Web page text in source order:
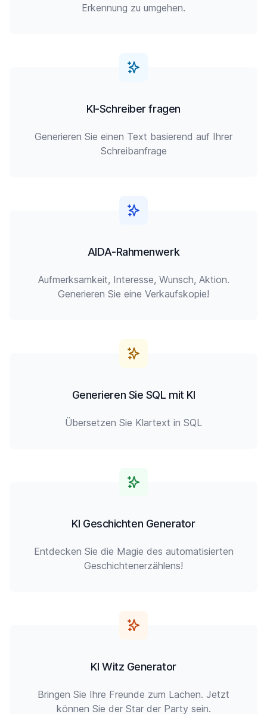
Erkennung zu umgehen.
KI-Schreiber fragen
Generieren Sie einen Text basierend auf Ihrer
Schreibanfrage
AIDA-Rahmenwerk
Aufmerksamkeit, Interesse, Wunsch, Aktion.
Generieren Sie eine Verkaufskopie!
Generieren Sie SQL mit KI
Übersetzen Sie Klartext in SQL
KI Geschichten Generator
Entdecken Sie die Magie des automatisierten
Geschichtenerzählens!
KI Witz Generator
Bringen Sie Ihre Freunde zum Lachen. Jetzt
können Sie der Star der Party sein.